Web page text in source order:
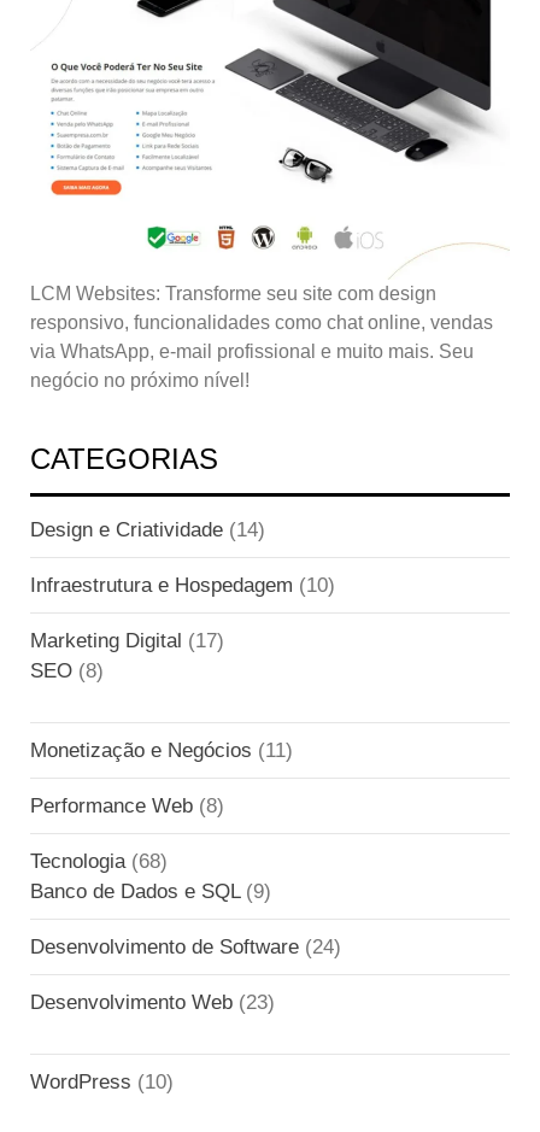
LCM Websites: Transforme seu site com design
responsivo, funcionalidades como chat online, vendas
via WhatsApp, e-mail profissional e muito mais. Seu
negócio no próximo nível!
CATEGORIAS
Design e Criatividade (14)
Infraestrutura e Hospedagem (10)
Marketing Digital (17)
SEO (8)
Monetização e Negócios (11)
Performance Web (8)
Tecnologia(68)
Banco de Dados e SQL(9)
Desenvolvimento de Software (24)
Desenvolvimento Web (23)
WordPress (10)